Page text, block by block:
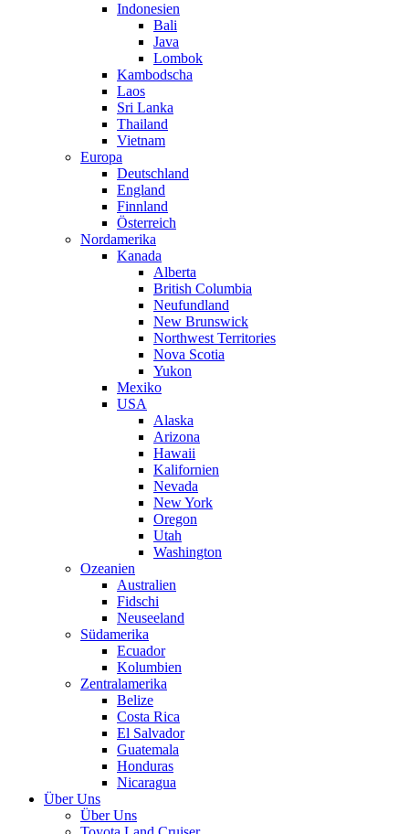
Indonesien
Bali
Java
Lombok
Kambodscha
Laos
Sri Lanka
Thailand
Vietnam
Europa
Deutschland
England
Finnland
Österreich
Nordamerika
Kanada
Alberta
British Columbia
Neufundland
New Brunswick
Northwest Territories
Nova Scotia
Yukon
Mexiko
USA
Alaska
Arizona
Hawaii
Kalifornien
Nevada
New York
Oregon
Utah
Washington
Ozeanien
Australien
Fidschi
Neuseeland
Südamerika
Ecuador
Kolumbien
Zentralamerika
Belize
Costa Rica
El Salvador
Guatemala
Honduras
Nicaragua
Über Uns
Über Uns